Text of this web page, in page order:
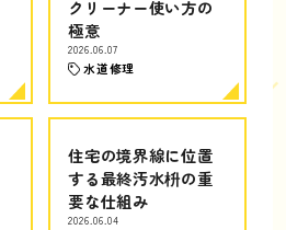
クリーナー使い方の
極意
2026.06.07
水道修理
住宅の境界線に位置
する最終汚水枡の重
要な仕組み
2026.06.04